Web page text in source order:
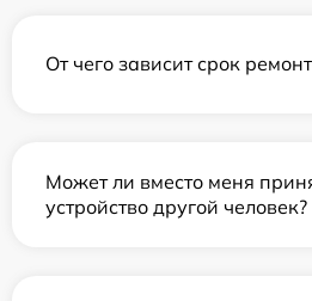
От чего зависит срок
Может ли вместо меня
устройство другой человек?